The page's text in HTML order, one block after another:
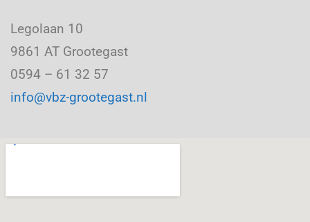
Legolaan 10
9861 AT Grootegast
0594 – 61 32 57
info@vbz-grootegast.nl